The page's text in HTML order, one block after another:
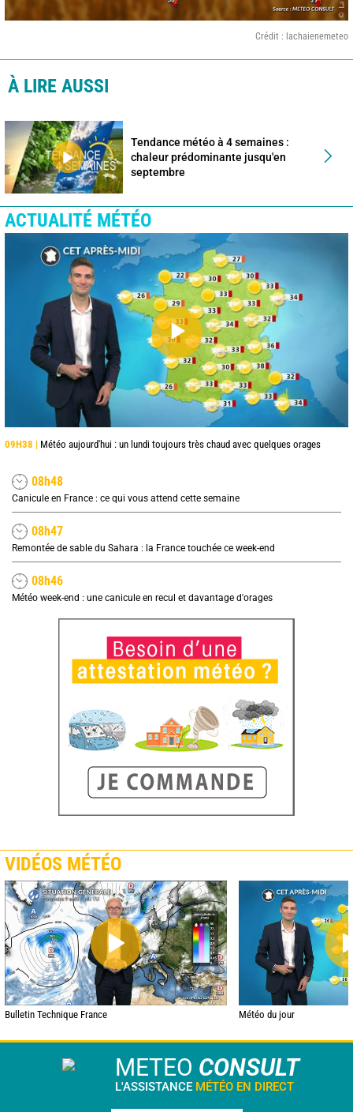
Crédit : lachaienemeteo
À LIRE AUSSI
Tendance météo à 4 semaines :
chaleur prédominante jusqu'en
septembre
ACTUALITÉ MÉTÉO
09H38 | Météo aujourd'hui : un lundi toujours très chaud avec quelques orages
08h48
Canicule en France : ce qui vous attend cette semaine
08h47
Remontée de sable du Sahara : la France touchée ce week-end
08h46
Météo week-end : une canicule en recul et davantage d'orages
VIDÉOS MÉTÉO
Bulletin Technique France Météo du jour
METEO CONSULT
L'ASSISTANCE MÉTÉO EN DIRECT